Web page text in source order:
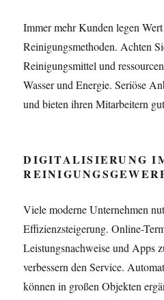
Immer mehr Kunden legen
Reinigungsmethoden. Achten
Reinigungsmittel und
Wasser und Energie. Seriöse
und bieten ihren Mitarbeitern
DIGITALISIERUNG
Viele moderne Unternehmen
Effizienzsteigerung. Online-
Leistungsnachweise und Apps
verbessern den Service.
können in großen Objekten